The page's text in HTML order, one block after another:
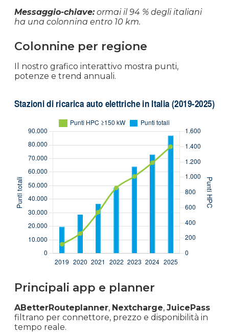
Messaggio-chiave:ormai il 94 % degli italiani
ha una colonnina entro 10 km.
Colonnine per regione
Il nostro grafico interattivo mostra punti,
potenze e trend annuali.
Principali app e planner
ABetterRouteplanner, Nextcharge, JuicePass
filtrano per connettore, prezzo e disponibilità in
tempo reale.